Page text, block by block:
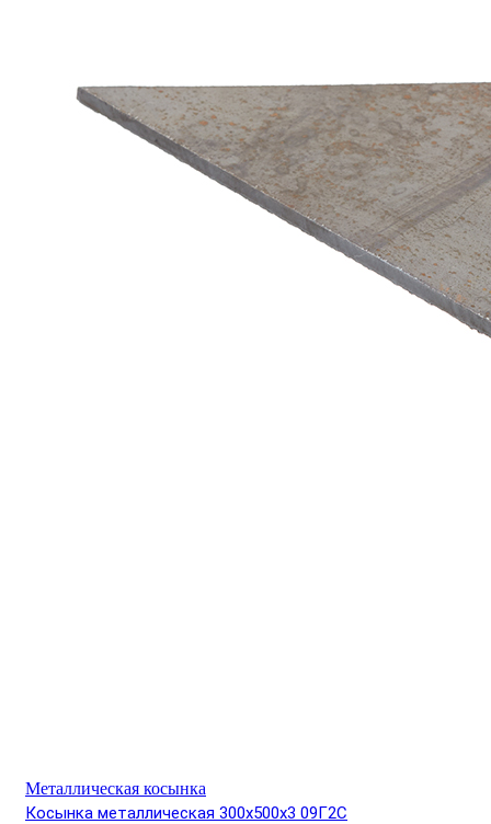
Металлическая косынка
Косынка металлическая 300х500х3 09Г2С